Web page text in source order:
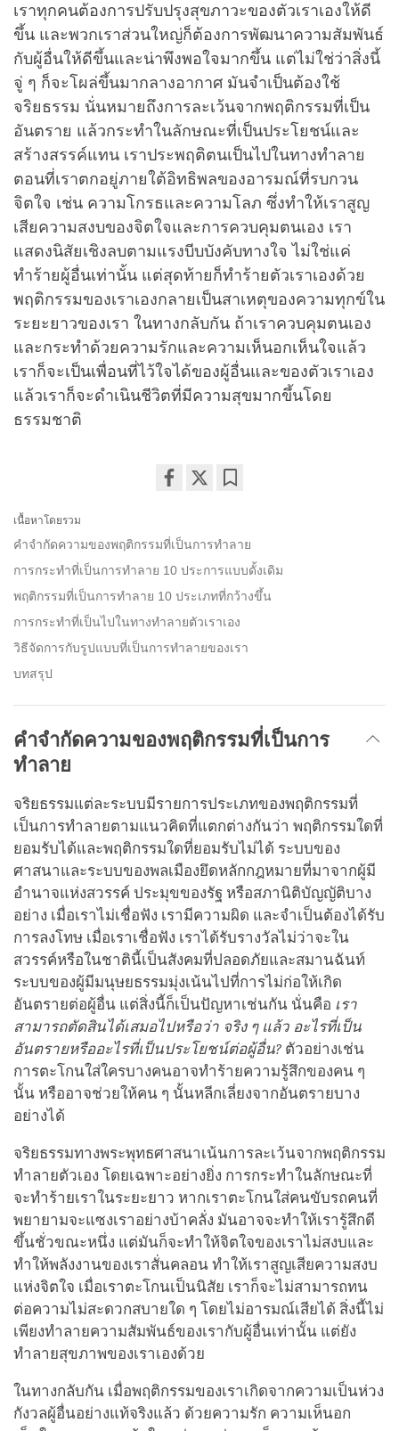
เราทุกคนต้องการปรับปรุงสุขภาวะของตัวเราเองให้ดี
ขึ้น และพวกเราส่วนใหญ่ก็ต้องการพัฒนาความสัมพันธ์
กับผู้อื่นให้ดีขึ้นและน่าพึงพอใจมากขึ้น แต่ไม่ใช่ว่าสิ่งนี้
จู่ ๆ ก็จะโผล่ขึ้นมากลางอากาศ มันจำเป็นต้องใช้
จริยธรรม นั่นหมายถึงการละเว้นจากพฤติกรรมที่เป็น
อันตราย แล้วกระทำในลักษณะที่เป็นประโยชน์และ
สร้างสรรค์แทน เราประพฤติตนเป็นไปในทางทำลาย
ตอนที่เราตกอยู่ภายใต้อิทธิพลของอารมณ์ที่รบกวน
จิตใจ เช่น ความโกรธและความโลภ ซึ่งทำให้เราสูญ
เสียความสงบของจิตใจและการควบคุมตนเอง เรา
แสดงนิสัยเชิงลบตามแรงบีบบังคับทางใจ ไม่ใช่แค่
ทำร้ายผู้อื่นเท่านั้น แต่สุดท้ายก็ทำร้ายตัวเราเองด้วย
พฤติกรรมของเราเองกลายเป็นสาเหตุของความทุกข์ใน
ระยะยาวของเรา ในทางกลับกัน ถ้าเราควบคุมตนเอง
และกระทำด้วยความรักและความเห็นอกเห็นใจแล้ว
เราก็จะเป็นเพื่อนที่ไว้ใจได้ของผู้อื่นและของตัวเราเอง
แล้วเราก็จะดำเนินชีวิตที่มีความสุขมากขึ้นโดย
ธรรมชาติ
facebook
เนื้อหาโดยรวม
คำจำกัดความของพฤติกรรมที่เป็นการทำลาย
การกระทำที่เป็นการทำลาย 10 ประการแบบดั้งเดิม
พฤติกรรมที่เป็นการทำลาย 10 ประเภทที่กว้างขึ้น
การกระทำที่เป็นไปในทางทำลายตัวเราเอง
วิธีจัดการกับรูปแบบที่เป็นการทำลายของเรา
บทสรุป
คำจำกัดความของพฤติกรรมที่เป็นการ
ทำลาย
จริยธรรมแต่ละระบบมีรายการประเภทของพฤติกรรมที่
เป็นการทำลายตามแนวคิดที่แตกต่างกันว่า พฤติกรรมใดที่
ยอมรับได้และพฤติกรรมใดที่ยอมรับไม่ได้ ระบบของ
ศาสนาและระบบของพลเมืองยึดหลักกฎหมายที่มาจากผู้มี
อำนาจแห่งสวรรค์ ประมุขของรัฐ หรือสภานิติบัญญัติบาง
อย่าง เมื่อเราไม่เชื่อฟัง เรามีความผิด และจำเป็นต้องได้รับ
การลงโทษ เมื่อเราเชื่อฟัง เราได้รับรางวัลไม่ว่าจะใน
สวรรค์หรือในชาตินี้เป็นสังคมที่ปลอดภัยและสมานฉันท์
ระบบของผู้มีมนุษยธรรมมุ่งเน้นไปที่การไม่ก่อให้เกิด
อันตรายต่อผู้อื่น แต่สิ่งนี้ก็เป็นปัญหาเช่นกัน นั่นคือ เรา
สามารถตัดสินได้เสมอไปหรือว่า จริง ๆ แล้ว อะไรที่เป็น
อันตรายหรืออะไรที่เป็นประโยชน์ต่อผู้อื่น? ตัวอย่างเช่น
การตะโกนใส่ใครบางคนอาจทำร้ายความรู้สึกของคน ๆ
นั้น หรืออาจช่วยให้คน ๆ นั้นหลีกเลี่ยงจากอันตรายบาง
อย่างได้
จริยธรรมทางพระพุทธศาสนาเน้นการละเว้นจากพฤติกรรม
ทำลายตัวเอง โดยเฉพาะอย่างยิ่ง การกระทำในลักษณะที่
จะทำร้ายเราในระยะยาว หากเราตะโกนใส่คนขับรถคนที่
พยายามจะแซงเราอย่างบ้าคลั่ง มันอาจจะทำให้เรารู้สึกดี
ขึ้นชั่วขณะหนึ่ง แต่มันก็จะทำให้จิตใจของเราไม่สงบและ
ทำให้พลังงานของเราสั่นคลอน ทำให้เราสูญเสียความสงบ
แห่งจิตใจ เมื่อเราตะโกนเป็นนิสัย เราก็จะไม่สามารถทน
ต่อความไม่สะดวกสบายใด ๆ โดยไม่อารมณ์เสียได้ สิ่งนี้ไม่
เพียงทำลายความสัมพันธ์ของเรากับผู้อื่นเท่านั้น แต่ยัง
ทำลายสุขภาพของเราเองด้วย
ในทางกลับกัน เมื่อพฤติกรรมของเราเกิดจากความเป็นห่วง
กังวลผู้อื่นอย่างแท้จริงแล้ว ด้วยความรัก ความเห็นอก